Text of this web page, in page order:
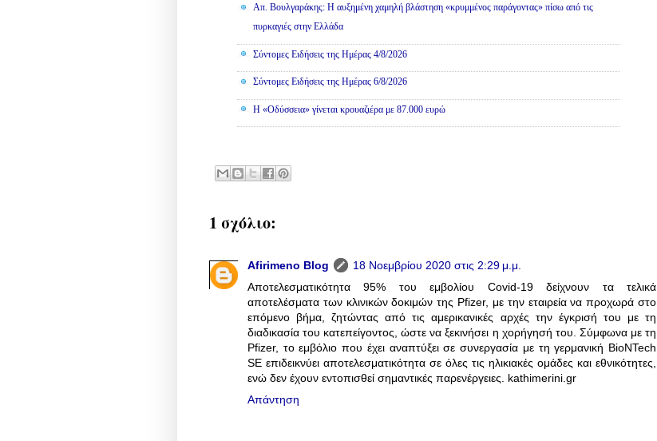
Απ. Βουλγαράκης: Η αυξημένη χαμηλή βλάστηση «κρυμμένος παράγοντας» πίσω από τις
πυρκαγιές στην Ελλάδα
Σύντομες Ειδήσεις της Ημέρας 4/8/2026
Σύντομες Ειδήσεις της Ημέρας 6/8/2026
Η «Οδύσσεια» γίνεται κρουαζιέρα με 87.000 ευρώ
1 σχόλιο:
Afirimeno Blog
18 Νοεμβρίου 2020 στις 2:29 μ.μ.
Αποτελεσματικότητα 95% του εμβολίου Covid-19 δείχνουν τα τελικά
αποτελέσματα των κλινικών δοκιμών της Pfizer, με την εταιρεία να προχωρά στο
επόμενο βήμα, ζητώντας από τις αμερικανικές αρχές την έγκρισή του με τη
διαδικασία του κατεπείγοντος, ώστε να ξεκινήσει η χορήγησή του. Σύμφωνα με τη
Pfizer, το εμβόλιο που έχει αναπτύξει σε συνεργασία με τη γερμανική BioNTech
SE επιδεικνύει αποτελεσματικότητα σε όλες τις ηλικιακές ομάδες και εθνικότητες,
ενώ δεν έχουν εντοπισθεί σημαντικές παρενέργειες. kathimerini.gr
Απάντηση